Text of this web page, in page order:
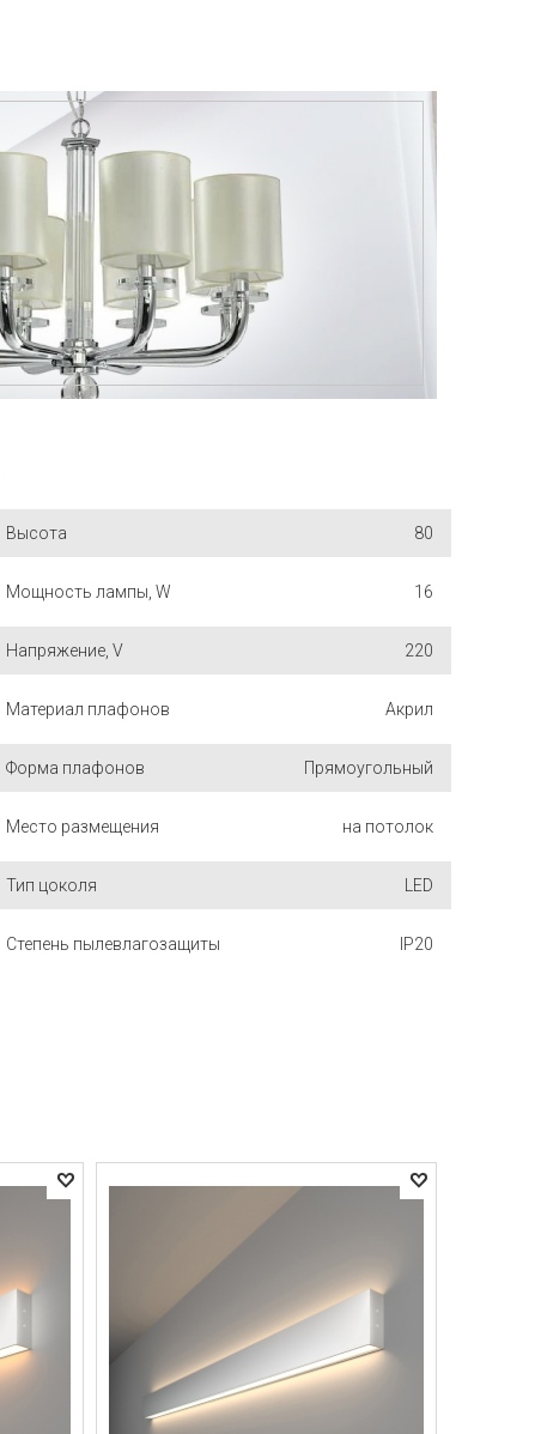
Высота 80
Мощность лампы, W 16
Напряжение, V 220
Материал плафонов Акрил
Форма плафонов Прямоугольный
Место размещения на потолок
Тип цоколя LED
Степень пылевлагозащиты IP20